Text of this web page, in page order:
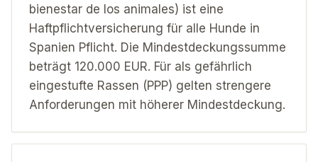
bienestar de los animales) ist eine
Haftpflichtversicherung für alle Hunde in
Spanien Pflicht. Die Mindestdeckungssumme
beträgt 120.000 EUR. Für als gefährlich
eingestufte Rassen (PPP) gelten strengere
Anforderungen mit höherer Mindestdeckung.